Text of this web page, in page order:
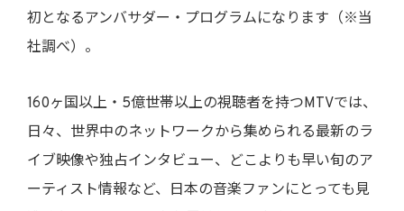
初となるアンバサダー・プログラムになります（※当
社調べ）。
160ヶ国以上・5億世帯以上の視聴者を持つMTVでは、
日々、世界中のネットワークから集められる最新のラ
イブ映像や独占インタビュー、どこよりも早い旬のア
ーティスト情報など、日本の音楽ファンにとっても見